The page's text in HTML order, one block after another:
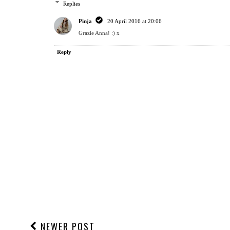
Replies
Pinja
20 April 2016 at 20:06
Grazie Anna! :) x
Reply
NEWER POST